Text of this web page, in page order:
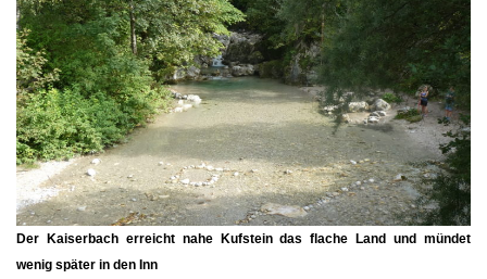
Der Kaiserbacherreicht nahe Kufstein das flache Land und mündet
wenig später in den Inn